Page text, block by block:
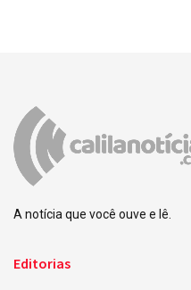
A notícia que você ouve e lê.
Editorias